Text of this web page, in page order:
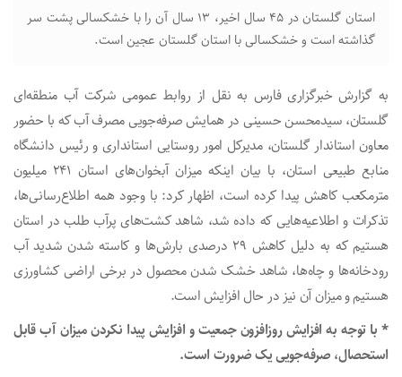
استان گلستان در ۴۵ سال اخیر، ۱۳ سال آن را با خشکسالی پشت سر
گذاشته است و خشکسالی با استان گلستان عجین است.
به گزارش خبرگزاری فارس به نقل از روابط عمومی شرکت آب منطقه‌ای
گلستان، سیدمحسن حسینی در همایش صرفه‌جویی مصرف آب که با حضور
معاون استاندار گلستان، مدیرکل امور روستایی استانداری و رئیس دانشگاه
منابع طبیعی استان، با بیان اینکه میزان آبخوان‌های استان ۲۴۱ میلیون
مترمکعب کاهش پیدا کرده است، اظهار کرد: با وجود همه اطلاع‌رسانی‌ها،
تذکرات و اطلاعیه‌هایی که داده شد، شاهد کشت‌های پرآب طلب در استان
هستیم که به دلیل کاهش ۲۹ درصدی بارش‌ها و کاسته شدن شدید آب
رودخانه‌ها و چاه‌ها، شاهد خشک شدن محصول در برخی اراضی کشاورزی
هستیم و میزان آن نیز در حال افزایش است.
* با توجه به افزایش روزافزون جمعیت و افزایش پیدا نکردن میزان آب قابل
استحصال، صرفه‌جویی یک ضرورت است.